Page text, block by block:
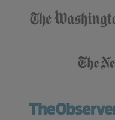
นโยบายการช่วยสำหรับกา
ช่างเทคนิค